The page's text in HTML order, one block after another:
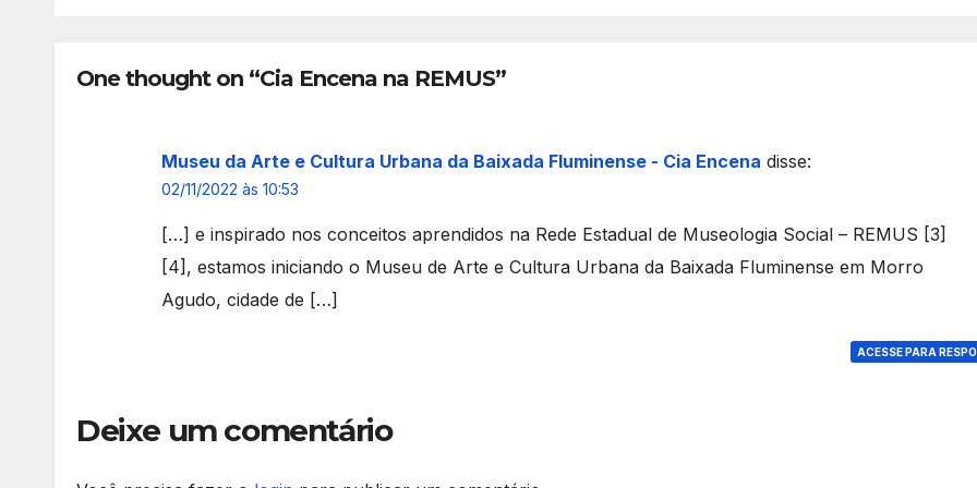
One thought on “Cia Encena na REMUS”
Museu da Arte e Cultura Urbana da Baixada Fluminense - Cia Encena disse:
02/11/2022 às 10:53
[…] e inspirado nos conceitos aprendidos na Rede Estadual de Museologia Social – REMUS [3]
[4], estamos iniciando o Museu de Arte e Cultura Urbana da Baixada Fluminense em Morro
Agudo, cidade de […]
ACESSE PARA
Deixe um comentário